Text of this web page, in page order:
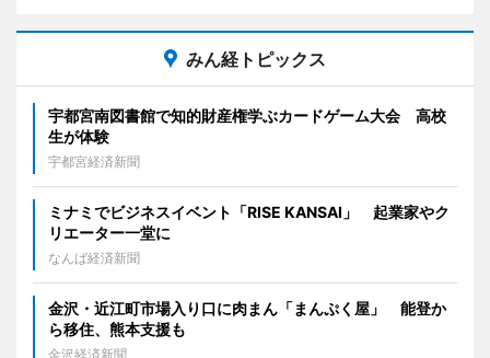
みん経トピックス
宇都宮南図書館で知的財産権学ぶカードゲーム大会 高校
生が体験
宇都宮経済新聞
ミナミでビジネスイベント「RISE KANSAI」 起業家やク
リエーター一堂に
なんば経済新聞
金沢・近江町市場入り口に肉まん「まんぷく屋」 能登か
ら移住、熊本支援も
金沢経済新聞